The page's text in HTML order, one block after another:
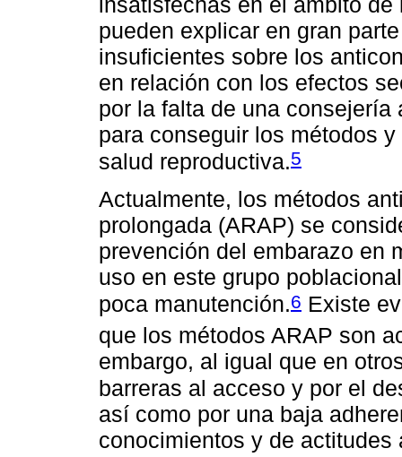
pueden explicar en gran
insuficientes sobre los
en relación con los efectos
por la falta de una
para conseguir los métodos
salud reproductiva.5
Actualmente, los métodos
prolongada (ARAP) se
prevención del embarazo en
uso en este grupo
poca manutención.6 Existe
que los métodos ARAP son
embargo, al igual que en
barreras al acceso y por el
así como por una baja
conocimientos y de